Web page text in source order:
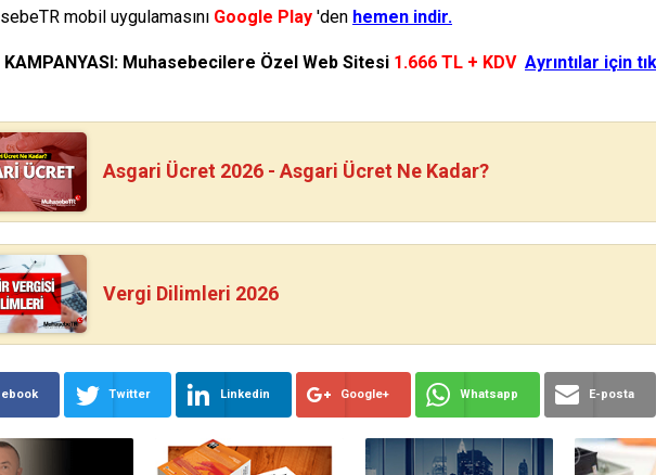
mobil uygulamasını Google Play 'den hemen indir.
KAMPANYASI: Muhasebecilere Özel Web Sitesi 1.666 TL + KDV Ayrıntılar için
Asgari Ücret 2026 - Asgari Ücret Ne Kadar?
Vergi Dilimleri 2026
Twitter Linkedin Google+ Whatsapp E-posta